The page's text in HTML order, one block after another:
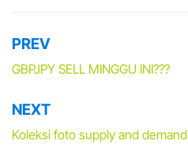
Post
navigation
PREV
GBPJPY SELL MINGGU INI???
NEXT
Koleksi foto supply and demand